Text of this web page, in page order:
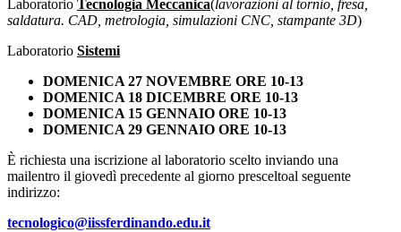
Laboratorio Tecnologia Meccanica(lavorazioni al tornio, fresa,
saldatura. CAD, metrologia, simulazioni CNC, stampante 3D)
Laboratorio Sistemi
DOMENICA 27 NOVEMBRE ORE 10-13
DOMENICA 18 DICEMBRE ORE 10-13
DOMENICA 15 GENNAIO ORE 10-13
DOMENICA 29 GENNAIO ORE 10-13
È richiesta una iscrizione al laboratorio scelto inviando una
mailentro il giovedì precedente al giorno presceltoal seguente
indirizzo:
tecnologico@iissferdinando.edu.it